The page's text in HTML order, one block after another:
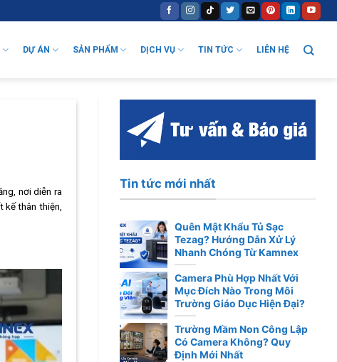
DỰ ÁN SẢN PHẨM DỊCH VỤ TIN TỨC LIÊN HỆ
nơi diễn ra
kế thân thiện,
Tin tức mới nhất
Quên Mật Khẩu Tủ Sạc
Tezag? Hướng Dẫn Xử Lý
Nhanh Chóng Từ Kamnex
Camera Phù Hợp Nhất Với
Mục Đích Nào Trong Môi
Trường Giáo Dục Hiện Đại?
Trường Mầm Non Công Lập
Có Camera Không? Quy
Định Mới Nhất